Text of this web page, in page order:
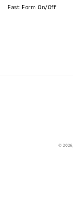
Fast Form On/Off
© 2026,